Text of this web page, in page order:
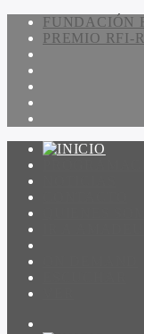
FUNDACIÓN
PREMIO RFI-